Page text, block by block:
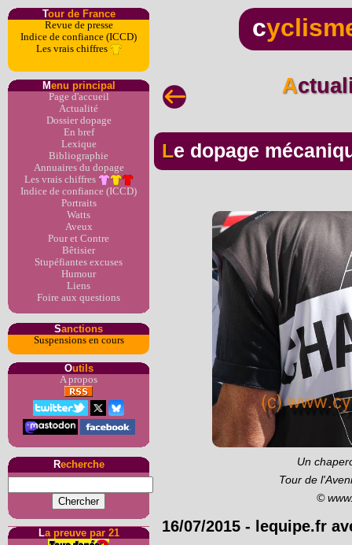
Tour de France
Revue de presse
Indice de confiance (ICCD)
Les vrais chiffres
Menu principal
Page d'accueil
Actualité
Dossier dopage
En bref
Lexique
Bibliographie
Annuaires du dopage
Les vrais chiffres
Indice de confiance (ICCD)
Portraits
Watts
Aveux
Pour et Contre
Bêtisier
Stupéfiantes excuses
Humour
Liens
Foire aux questions
Sanctions
Suspensions en cours
Outils
A propos
Recherche
La preuve par 21
c
Le dopage
Un
Tour de
©
16/07/2015 - lequipe.fr